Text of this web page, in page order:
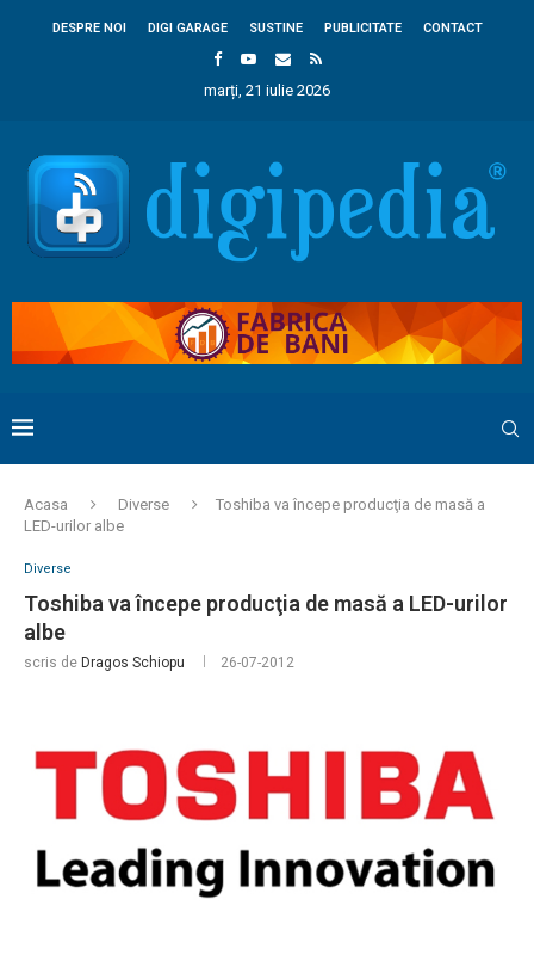
DESPRE NOI DIGI GARAGE SUSTINE PUBLICITATE CONTACT
marți, 21 iulie 2026
Acasa Diverse
Toshiba va începe producţia de masă a
LED-urilor albe
Diverse
Toshiba va începe producţia de masă a LED-urilor
albe
scris de Dragos Schiopu 26-07-2012